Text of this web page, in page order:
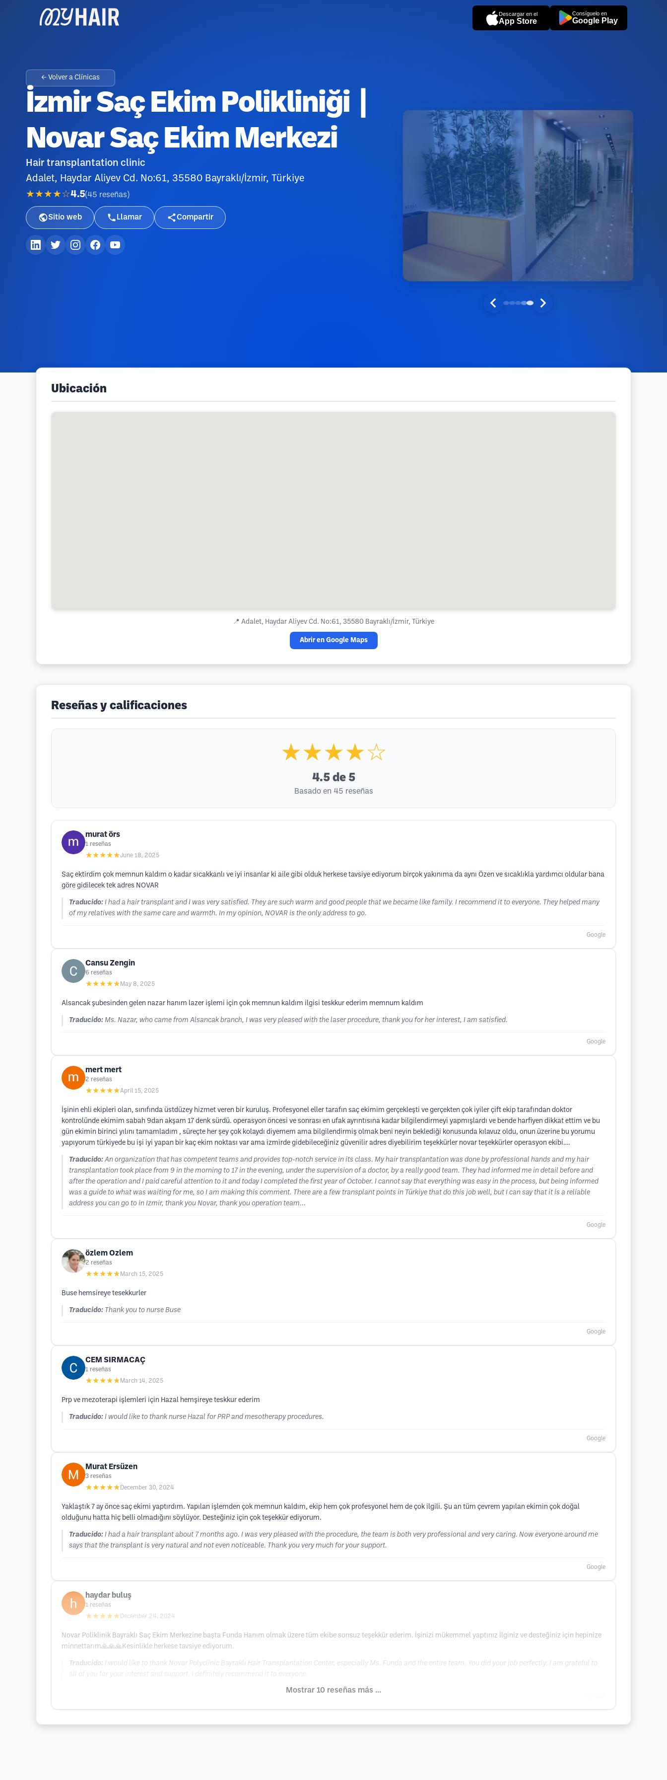
Descargar en el
App Store
Consíguelo en
Google Play
← Volver a Clínicas
İzmir Saç Ekim Polikliniği |
Novar Saç Ekim Merkezi
Hair transplantation clinic
Adalet, Haydar Aliyev Cd. No:61, 35580 Bayraklı/İzmir, Türkiye
★★★★☆4.5(45 reseñas )
Sitio web Llamar Compartir
Ubicación
📍 Adalet, Haydar Aliyev Cd. No:61, 35580 Bayraklı/İzmir, Türkiye
Abrir en Google Maps
Reseñas y calificaciones
★★★★☆
4.5 de 5
Basado en 45 reseñas
murat örs
1 reseñas
★★★★★June 18, 2025
Saç ektirdim çok memnun kaldım o kadar sıcakkanlı ve iyi insanlar ki aile gibi olduk herkese tavsiye ediyorum birçok yakınıma da aynı Özen ve sıcaklıkla yardımcı oldular bana
göre gidilecek tek adres NOVAR
Traducido: I had a hair transplant and I was very satisfied. They are such warm and good people that we became like family. I recommend it to everyone. They helped many
of my relatives with the same care and warmth. In my opinion, NOVAR is the only address to go.
Google
Cansu Zengin
6 reseñas
★★★★★ May 8, 2025
Alsancak şubesinden gelen nazar hanım lazer işlemi için çok memnun kaldım ilgisi teskkur ederim memnum kaldım
Traducido: Ms. Nazar, who came from Alsancak branch, I was very pleased with the laser procedure, thank you for her interest, I am satisfied.
Google
mert mert
2 reseñas
★★★★★April 15, 2025
İşinin ehli ekipleri olan, sınıfında üstdüzey hizmet veren bir kuruluş. Profesyonel eller tarafın saç ekimim gerçekleşti ve gerçekten çok iyiler çift ekip tarafından doktor
kontrolünde ekimim sabah 9dan akşam 17 denk sürdü. operasyon öncesi ve sonrası en ufak ayrıntısına kadar bilgilendirmeyi yapmışlardı ve bende harfiyen dikkat ettim ve bu
gün ekimin birinci yılını tamamladım , süreçte her şey çok kolaydı diyemem ama bilgilendirmiş olmak beni neyin beklediği konusunda kılavuz oldu, onun üzerine bu yorumu
yapıyorum türkiyede bu işi iyi yapan bir kaç ekim noktası var ama izmirde gidebileceğiniz güvenilir adres diyebilirim teşekkürler novar teşekkürler operasyon ekibi….
Traducido: An organization that has competent teams and provides top-notch service in its class. My hair transplantation was done by professional hands and my hair
transplantation took place from 9 in the morning to 17 in the evening, under the supervision of a doctor, by a really good team. They had informed me in detail before and
after the operation and I paid careful attention to it and today I completed the first year of October. I cannot say that everything was easy in the process, but being informed
was a guide to what was waiting for me, so I am making this comment. There are a few transplant points in Türkiye that do this job well, but I can say that it is a reliable
address you can go to in Izmir, thank you Novar, thank you operation team...
Google
özlem Ozlem
2 reseñas
★★★★★ March 15, 2025
Buse hemsireye tesekkurler
Traducido: Thank you to nurse Buse
Google
CEM SIRMACAÇ
1 reseñas
★★★★★ March 14, 2025
Prp ve mezoterapi işlemleri için Hazal hemşireye teskkur ederim
Traducido: I would like to thank nurse Hazal for PRP and mesotherapy procedures.
Google
Murat Ersüzen
3 reseñas
★★★★★ December 30, 2024
Yaklaştık 7 ay önce saç ekimi yaptırdım. Yapılan işlemden çok memnun kaldım, ekip hem çok profesyonel hem de çok ilgili. Şu an tüm çevrem yapılan ekimin çok doğal
olduğunu hatta hiç belli olmadığını söylüyor. Desteğiniz için çok teşekkür ediyorum.
Traducido: I had a hair transplant about 7 months ago. I was very pleased with the procedure, the team is both very professional and very caring. Now everyone around me
says that the transplant is very natural and not even noticeable. Thank you very much for your support.
Google
haydar buluş
1 reseñas
★★★★★ December 24, 2024
Novar Poliklinik Bayraklı Saç Ekim Merkezine başta Funda Hanım olmak üzere tüm ekibe sonsuz teşekkür ederim. İşinizi mükemmel yaptınız İlginiz ve desteğiniz için hepinize
minnettarım🙏🙏🙏Kesinlikle herkese tavsiye ediyorum.
Traducido: I would like to thank Novar Polyclinic Bayraklı Hair Transplantation Center, especially Ms. Funda and the entire team. You did your job perfectly. I am grateful to
all of you for your interest and support. I definitely recommend it to everyone.
Mostrar 10 reseñas más ...